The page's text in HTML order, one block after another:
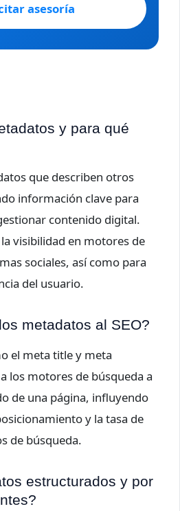
asesoría
y para qué
que describen otros
información clave para
contenido digital.
visibilidad en motores de
sociales, así como para
del usuario.
metadatos al SEO?
el meta title y meta
los motores de búsqueda a
de una página, influyendo
y la tasa de
de búsqueda.
estructurados y por